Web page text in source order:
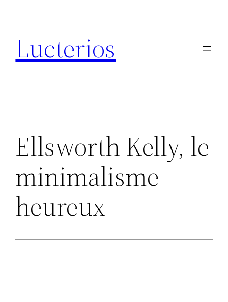
contenu
Lucterios
Ellsworth Kelly, le
minimalisme
heureux